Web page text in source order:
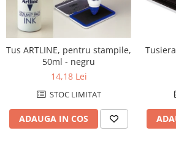
Accesorii protocol
Ambalare
Articole pentru menaj
Becuri si prelungitoare
Benzi adezive speciale
Bureti de vase
Cosuri gunoi pentru birou
Tus ARTLINE, pentru stampile,
50ml - negru
14,18 Lei
STOC LIMITAT
ADAUGA IN COS